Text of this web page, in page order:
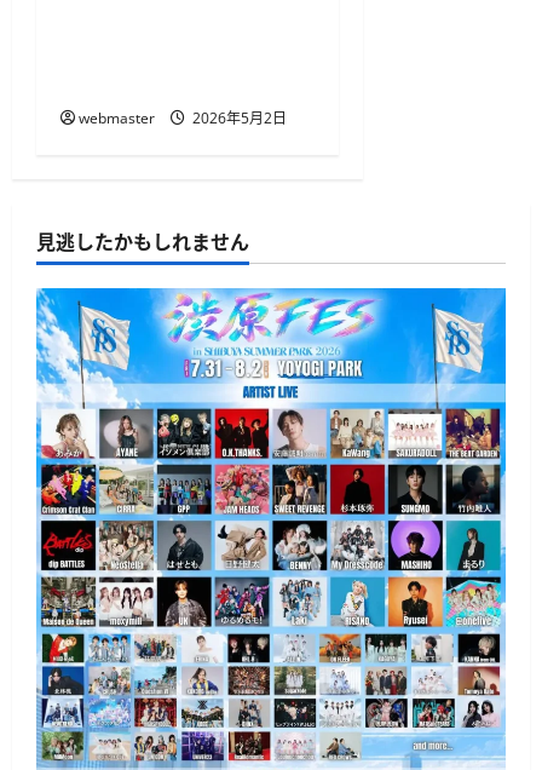
webmaster 2026年5月2日
見逃したかもしれません